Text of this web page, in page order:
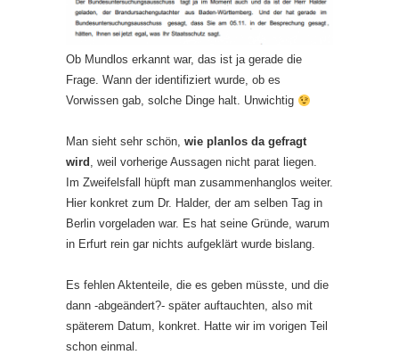
Ob Mundlos erkannt war, das ist ja gerade die
Frage. Wann der identifiziert wurde, ob es
Vorwissen gab, solche Dinge halt. Unwichtig
Man sieht sehr schön, wie planlos da gefragt
wird , weil vorherige Aussagen nicht parat liegen.
Im Zweifelsfall hüpft man zusammenhanglos weiter.
Hier konkret zum Dr. Halder, der am selben Tag in
Berlin vorgeladen war. Es hat seine Gründe, warum
in Erfurt rein gar nichts aufgeklärt wurde bislang.
Es fehlen Aktenteile, die es geben müsste, und die
dann -abgeändert?- später auftauchten, also mit
späterem Datum, konkret. Hatte wir im vorigen Teil
schon einmal.